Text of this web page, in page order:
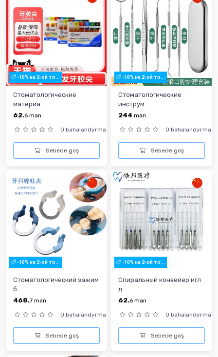
-10% на 2-ой то...
Стоматологические
материа...
62.6 man
0 bahalandyrma
Sebede goş
-10% на 2-ой то...
Стоматологические
инструм...
244 man
0 bahalandyrma
Sebede goş
-10% на 2-ой то...
Стоматологический зажим
б...
468.7 man
0 bahalandyrma
Sebede goş
-10% на 2-ой то...
Спиральный конвейер игл
д...
62.6 man
0 bahalandyrma
Sebede goş